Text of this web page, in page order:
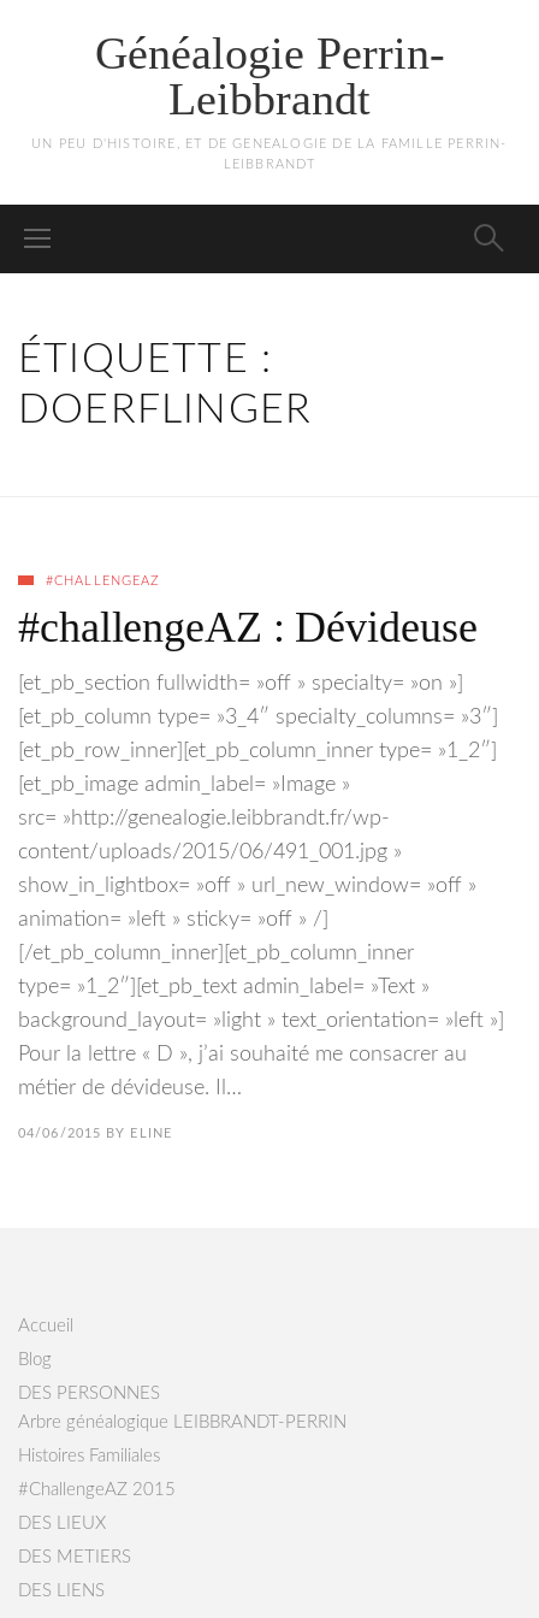
Généalogie Perrin-
Leibbrandt
UN PEU D'HISTOIRE, ET DE GENEALOGIE DE LA FAMILLE PERRIN-
LEIBBRANDT
ÉTIQUETTE :
DOERFLINGER
#CHALLENGEAZ
#challengeAZ : Dévideuse
[et_pb_section fullwidth= »off » specialty= »on »]
[et_pb_column type= »3_4″ specialty_columns= »3″]
[et_pb_row_inner][et_pb_column_inner type= »1_2″]
[et_pb_image admin_label= »Image »
src= »http://genealogie.leibbrandt.fr/wp-
content/uploads/2015/06/491_001.jpg »
show_in_lightbox= »off » url_new_window= »off »
animation= »left » sticky= »off » /]
[/et_pb_column_inner][et_pb_column_inner
type= »1_2″][et_pb_text admin_label= »Text »
background_layout= »light » text_orientation= »left »]
Pour la lettre « D », j’ai souhaité me consacrer au
métier de dévideuse. Il…
04/06/2015 BY ELINE
Accueil
Blog
DES PERSONNES
Arbre généalogique LEIBBRANDT-PERRIN
Histoires Familiales
#ChallengeAZ 2015
DES LIEUX
DES METIERS
DES LIENS